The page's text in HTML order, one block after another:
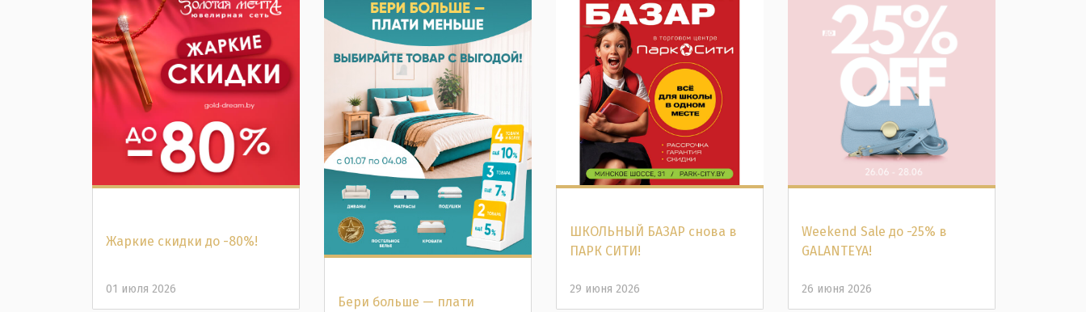
Жаркие скидки до -80%!
01 июля 2026
Бери больше — плати
ШКОЛЬНЫЙ БАЗАР снова в
ПАРК СИТИ!
29 июня 2026
Weekend Sale до -25% в
GALANTEYA!
26 июня 2026